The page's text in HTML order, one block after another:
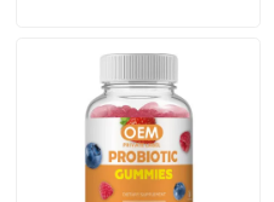
Über uns
Fabrik-Ausflug